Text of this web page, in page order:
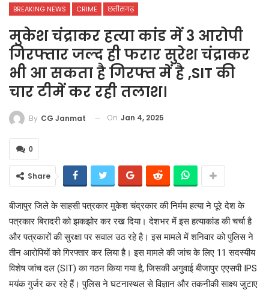
BREAKING NEWS CRIME छत्तीसगढ़
मुकेश चंद्राकर हत्या कांड में 3 आरोपी
गिरफ्तार जल्द ही फरार सुरेश चंद्राकर
भी आ सकता है गिरफ्त में है ,SIT की
चार टीमें कर रही तलाश।
By CG Janmat On Jan 4, 2025
0
Share
बीजापुर जिले के साहसी पत्रकार मुकेश चंद्रकार की निर्मम हत्या ने पूरे देश के
पत्रकार बिरादरी को झकझोर कर रख दिया। देशभर में इस हत्याकांड की चर्चा है
और पत्रकारों की सुरक्षा पर सवाल उठ रहे है। इस मामले में शनिवार को पुलिस ने
तीन आरोपियों को गिरफ्तार कर लिया है। इस मामले की जांच के लिए 11 सदस्यीय
विशेष जांच दल (SIT) का गठन किया गया है, जिसकी अगुवाई बीजापुर एएसपी IPS
मयंक गुर्जर कर रहे हैं। पुलिस ने घटनास्थल से विज्ञान और तकनीकी साक्ष्य जुटाए